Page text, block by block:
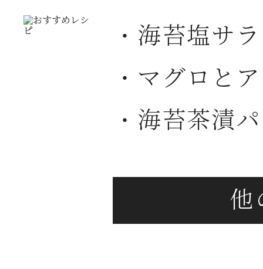
・海苔塩サ
・マグロと
・海苔茶漬